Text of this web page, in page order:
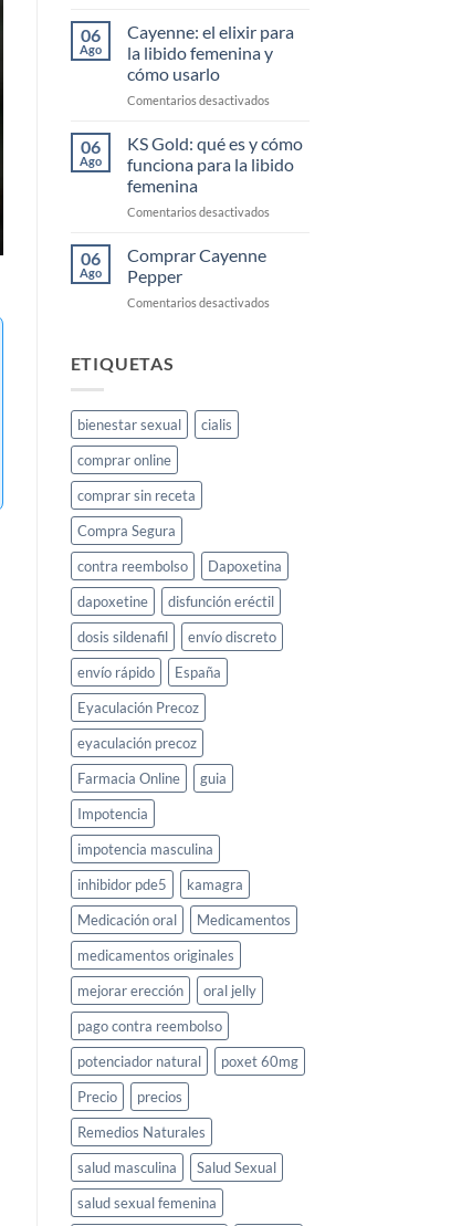
Diesel
Barato
06
Ago
Cayenne: el elixir para
la libido femenina y
cómo usarlo
Comentarios desactivadosen
el
elixir
para
libido
06
Ago
KS Gold: qué es y cómo
funciona para la libido
femenina
Comentarios desactivadosen
y
06
Ago
Comprar Cayenne
Pepper
Comentarios desactivadosen
ETIQUETAS
bienestar sexual
cialis
comprar online
comprar sin receta
Compra Segura
contra reembolso
Dapoxetina
dapoxetine
disfunción eréctil
dosis sildenafil
envío discreto
envío rápido
España
Eyaculación Precoz
eyaculación precoz
Farmacia Online
guia
Impotencia
impotencia masculina
inhibidor pde5
kamagra
Medicación oral
Medicamentos
medicamentos originales
mejorar erección
oral jelly
pago contra reembolso
potenciador natural
poxet 60mg
Precio
precios
Remedios Naturales
salud masculina
Salud Sexual
salud sexual femenina